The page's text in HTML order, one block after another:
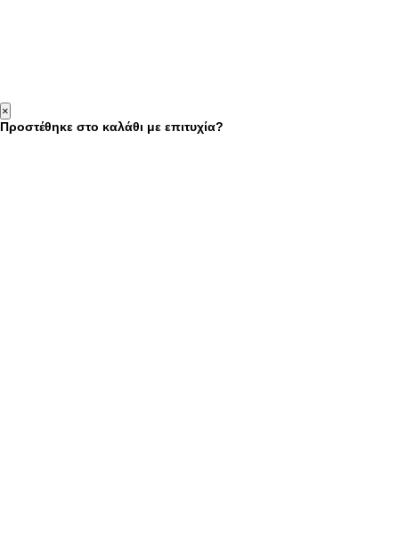
×
Προστέθηκε στο καλάθι με επιτυχία?